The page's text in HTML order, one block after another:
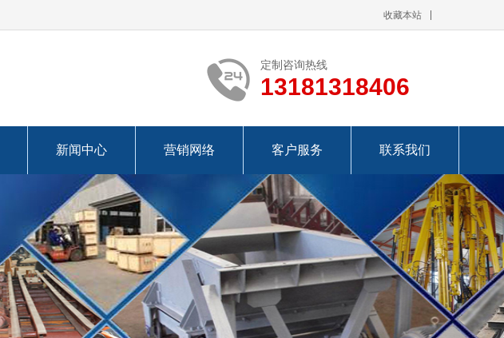
收藏本站
定制咨询热线
13181318406
新闻中心 营销网络 客户服务 联系我们